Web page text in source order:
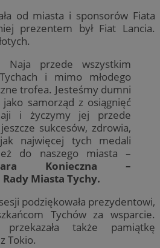
od miasta i sponsorów Fiata
prezentem był Fiat Lancia.
Naja przede wszystkim
i mimo młodego
trofea. Jesteśmy dumni
samorząd z osiągnięć
i życzymy jej przede
sukcesów, zdrowia,
najwięcej tych medali
do naszego miasta –
Konieczna –
Miasta Tychy.
podziękowała prezydentowi,
Tychów za wsparcie.
także pamiątkę
Tokio.